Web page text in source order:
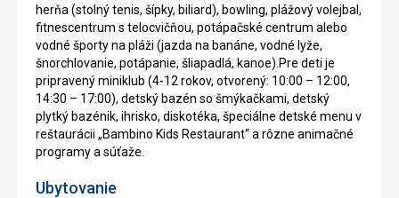
herňa (stolný tenis, šípky, biliard), bowling, plážový volejbal,
fitnescentrum s telocvičňou, potápačské centrum alebo
vodné športy na pláži (jazda na banáne, vodné lyže,
šnorchlovanie, potápanie, šliapadlá, kanoe).Pre deti je
pripravený miniklub (4-12 rokov, otvorený: 10:00 – 12:00,
14:30 – 17:00), detský bazén so šmýkačkami, detský
plytký bazénik, ihrisko, diskotéka, špeciálne detské menu v
reštaurácii „Bambino Kids Restaurant“ a rôzne animačné
programy a súťaže.
Ubytovanie